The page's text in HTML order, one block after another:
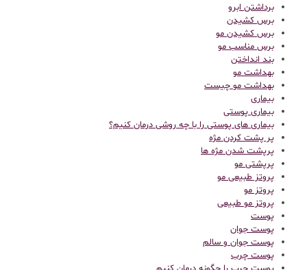
برداشتن ابرو
برس کشیدن
برس کشیدن مو
برس مناسب مو
بند انداختن
بهداشت مو
بهداشت مو چیست
بیماری
بیماری پوستی
بیماری های پوستی را با چه روشی درمان کنیم؟
پر پشت کردن مژه
پرپشت شدن مژه ها
پرپشتی مو
پروتز طبیعی مو
پروتز مو
پروتز مو طبیعی
پوست
پوست جوان
پوست جوان و سالم
پوست چرب